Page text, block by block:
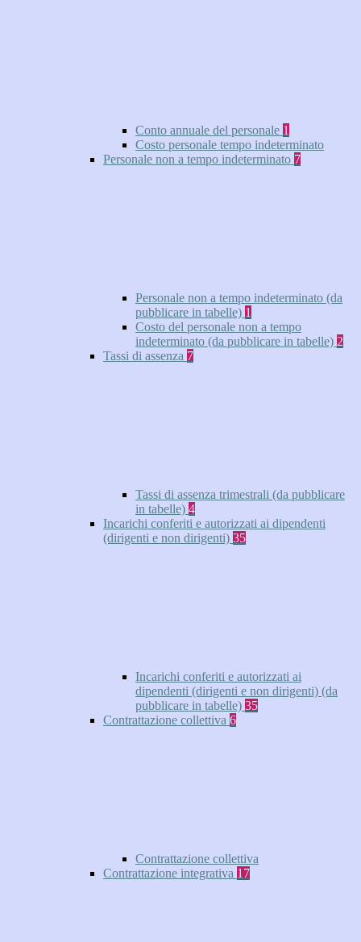
Conto annuale del personale 1
Costo personale tempo indeterminato
Personale non a tempo indeterminato 7
Personale non a tempo indeterminato (da
pubblicare in tabelle) 1
Costo del personale non a tempo
indeterminato (da pubblicare in tabelle) 2
Tassi di assenza 7
Tassi di assenza trimestrali (da pubblicare
in tabelle) 4
Incarichi conferiti e autorizzati ai dipendenti
(dirigenti e non dirigenti) 35
Incarichi conferiti e autorizzati ai
dipendenti (dirigenti e non dirigenti) (da
pubblicare in tabelle) 35
Contrattazione collettiva 6
Contrattazione collettiva
Contrattazione integrativa 17